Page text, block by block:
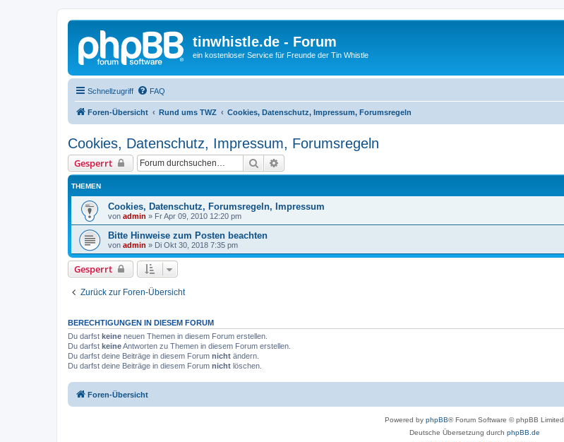
tinwhistle.de - Forum
ein kostenloser Service für Freunde der Tin Whistle
Schnellzugriff FAQ
Foren-Übersicht Rund ums TWZ Cookies, Datenschutz, Impressum, Forumsregeln
Cookies, Datenschutz, Impressum, Forumsregeln
Gesperrt Suche
THEMEN
Cookies, Datenschutz, Forumsregeln, Impressum
von admin » Fr Apr 09, 2010 12:20 pm
Bitte Hinweise zum Posten beachten
von admin » Di Okt 30, 2018 7:35 pm
Gesperrt
Zurück zur Foren-Übersicht
BERECHTIGUNGEN IN DIESEM FORUM
Du darfst keine neuen Themen in diesem Forum erstellen.
Du darfst keineAntworten zu Themen in diesem Forum erstellen.
Du darfst deine Beiträge in diesem Forum nicht ändern.
Du darfst deine Beiträge in diesem Forum nicht löschen.
Foren-Übersicht
Powered by phpBB® Forum Software © phpBB Limited
Deutsche Übersetzung durch phpBB.de